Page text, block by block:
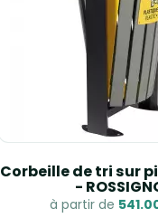
Corbeille de tri sur
-
à partir de